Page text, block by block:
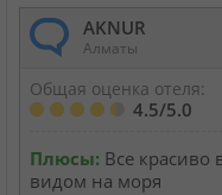
AKNUR
Алматы
Общая оценка отеля:
4.5/5.0
Плюсы: Все красиво
видом на моря